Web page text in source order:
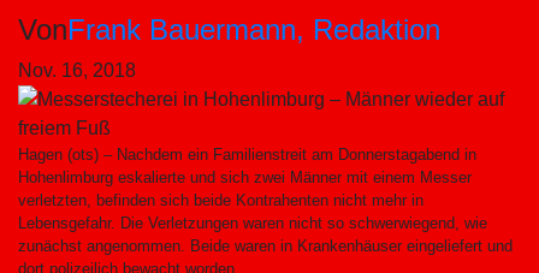
VonFrank Bauermann, Redaktion
Nov. 16, 2018
Hagen (ots) – Nachdem ein Familienstreit am Donnerstagabend in
Hohenlimburg eskalierte und sich zwei Männer mit einem Messer
verletzten, befinden sich beide Kontrahenten nicht mehr in
Lebensgefahr. Die Verletzungen waren nicht so schwerwiegend, wie
zunächst angenommen. Beide waren in Krankenhäuser eingeliefert und
dort polizeilich bewacht worden.